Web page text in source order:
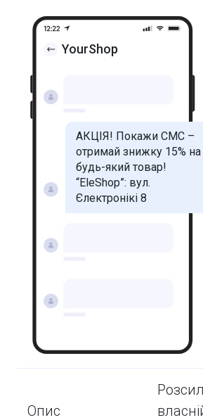
YourShop
АКЦІЯ! Покажи СМС –
отримай знижку 15% на
будь-який товар!
“EleShop”: вул.
Єлектронікі 8
Опис